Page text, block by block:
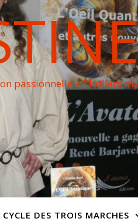
passionnelle – Thrillers
CYCLE DES TROIS MARCHES